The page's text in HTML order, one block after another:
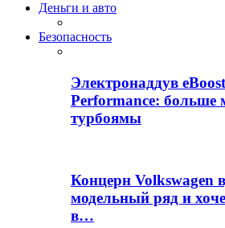
Деньги и авто
Безопасность
Электронаддув
Performance: больше
турбоямы
Концерн Volkswagen
модельный ряд и
в…